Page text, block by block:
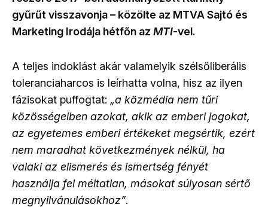
gyűrűt visszavonja – közölte az MTVA Sajtó és
Marketing Irodája hétfőn az MTI-vel.
A teljes indoklást akár valamelyik szélsőliberális
toleranciaharcos is leírhatta volna, hisz az ilyen
fázisokat puffogtat: „a közmédia nem tűri
közösségeiben azokat, akik az emberi jogokat,
az egyetemes emberi értékeket megsértik, ezért
nem maradhat következmények nélkül, ha
valaki az elismerés és ismertség fényét
használja fel méltatlan, másokat súlyosan sértő
megnyilvánulásokhoz”.